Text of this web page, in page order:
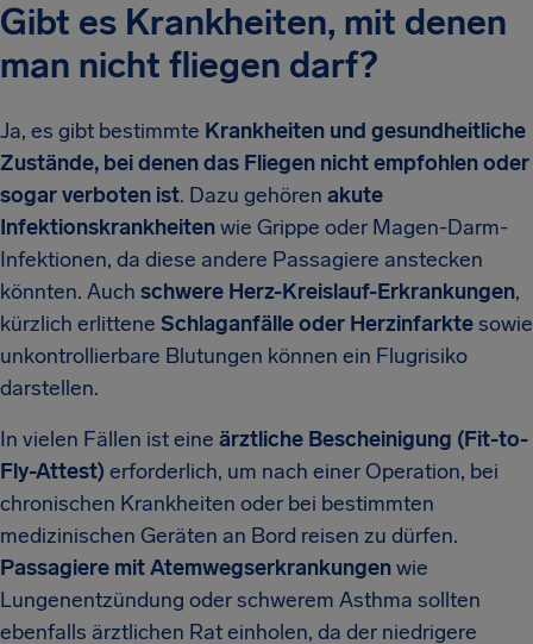
Gibt es Krankheiten, mit denen
man nicht fliegen darf?
Ja, es gibt bestimmte Krankheiten und gesundheitliche
Zustände, bei denen das Fliegen nicht empfohlen oder
sogar verboten ist. Dazu gehören akute
Infektionskrankheitenwie Grippe oder Magen-Darm-
Infektionen, da diese andere Passagiere anstecken
könnten. Auch schwere Herz-Kreislauf-Erkrankungen,
kürzlich erlittene Schlaganfälle oder Herzinfarktesowie
unkontrollierbare Blutungen können ein Flugrisiko
darstellen.
In vielen Fällen ist eine ärztliche Bescheinigung (Fit-to-
Fly-Attest) erforderlich, um nach einer Operation, bei
chronischen Krankheiten oder bei bestimmten
medizinischen Geräten an Bord reisen zu dürfen.
Passagiere mit Atemwegserkrankungenwie
Lungenentzündung oder schwerem Asthma sollten
ebenfalls ärztlichen Rat einholen, da der niedrigere